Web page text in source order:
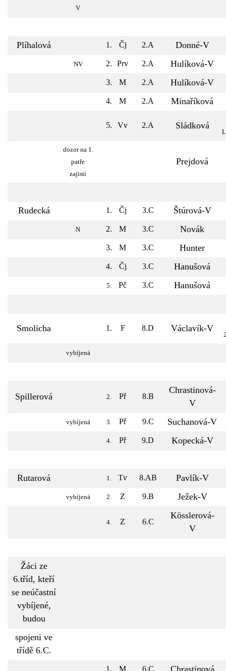
V
Plíhalová 1. Čj 2.A Donné-V
NV 2. Prv 2.A Hulíková-V
3. M 2.A Hulíková-V
4. M 2.A Minaříková
5. Vv 2.A Sládková
dozor na 1.
patře
zajistí
Prejdová
Rudecká 1. Čj 3.C Štúrová-V
N 2. M 3.C Novák
3. M 3.C Hunter
4. Čj 3.C Hanušová
5. Pč 3.C Hanušová
Smolicha 1. F 8.D Václavík-V
vybíjená
Spillerová 2. Př 8.B
Chrastinová-
V
vybíjená 3. Př 9.C Suchanová-V
4. Př 9.D Kopecká-V
Rutarová 1. Tv 8.AB Pavlík-V
vybíjená 2. Z 9.B Ježek-V
4. Z 6.C
Kösslerová-
V
Žáci ze
6.tříd, kteří
se neúčastní
vybíjené,
budou
spojeni ve
třídě 6.C.
1. M 6.C